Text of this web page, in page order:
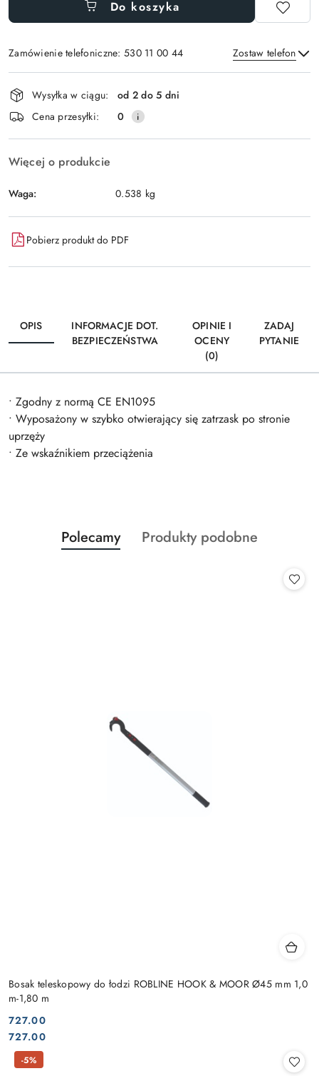
Do koszyka
Zamówienie telefoniczne: 530 11 00 44 Zostaw telefon
Wyślij
Dostępność
i
dostawa
Wysyłka w ciągu:
od 2 do 5 dni
Cena przesyłki:
0
Więcej o produkcie
Waga: 0.538 kg
Pobierz produkt do PDF
OPIS
INFORMACJE DOT.
BEZPIECZEŃSTWA
OPINIE I
OCENY
(0)
ZADAJ
PYTANIE
• Zgodny z normą CE EN1095
• Wyposażony w szybko otwierający się zatrzask po stronie
uprzęży
• Ze wskaźnikiem przeciążenia
Pomiń karuzelę produktów
Produkty
o
Polecamy
Produkty
Produkty podobne
Bosak teleskopowy do łodzi ROBLINE HOOK & MOOR Ø45 mm 1,0
m-1,80 m
Cena:
727.00
Cena:
727.00
-5%